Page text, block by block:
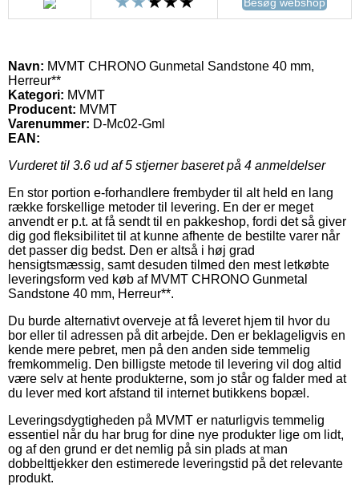
Navn: MVMT CHRONO Gunmetal Sandstone 40 mm,
Herreur**
Kategori: MVMT
Producent: MVMT
Varenummer: D-Mc02-Gml
EAN:
Vurderet til 3.6 ud af 5 stjerner baseret på 4 anmeldelser
En stor portion e-forhandlere frembyder til alt held en lang
række forskellige metoder til levering. En der er meget
anvendt er p.t. at få sendt til en pakkeshop, fordi det så giver
dig god fleksibilitet til at kunne afhente de bestilte varer når
det passer dig bedst. Den er altså i høj grad
hensigtsmæssig, samt desuden tilmed den mest letkøbte
leveringsform ved køb af MVMT CHRONO Gunmetal
Sandstone 40 mm, Herreur**.
Du burde alternativt overveje at få leveret hjem til hvor du
bor eller til adressen på dit arbejde. Den er beklageligvis en
kende mere pebret, men på den anden side temmelig
fremkommelig. Den billigste metode til levering vil dog altid
være selv at hente produkterne, som jo står og falder med at
du lever med kort afstand til internet butikkens bopæl.
Leveringsdygtigheden på MVMT er naturligvis temmelig
essentiel når du har brug for dine nye produkter lige om lidt,
og af den grund er det nemlig på sin plads at man
dobbelttjekker den estimerede leveringstid på det relevante
produkt.